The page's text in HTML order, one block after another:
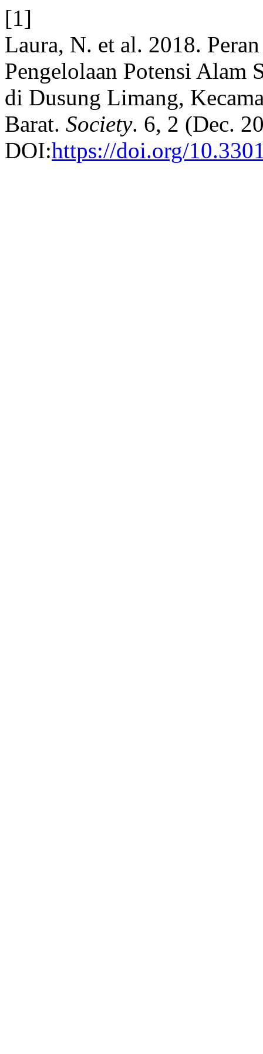
[1]
Laura, N. et al. 2018.
Pengelolaan Potensi Alam
di Dusung Limang,
Barat. Society. 6, 2 (Dec.
DOI:https://doi.org/